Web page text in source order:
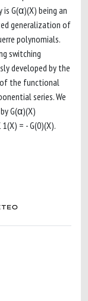
G(α)(X) being an
generalization of
polynomials.
switching
developed by the
of the functional
series. We
G(α)(X)
= - G(0)(X).